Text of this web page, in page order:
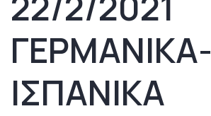
ΓΕΡΜΑΝΙΚΑ-
ΙΣΠΑΝΙΚΑ